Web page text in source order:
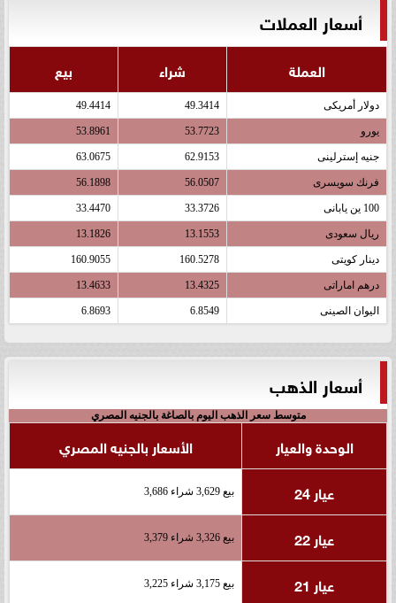
أسعار العملات
العملة شراء بيع
دولار أمريكى 49.3414
49.4414
يورو 53.7723
53.8961
جنيه إسترلينى 62.9153
63.0675
فرنك سويسرى 56.0507
56.1898
100 ين يابانى 33.3726
33.4470
ريال سعودى 13.1553
13.1826
دينار كويتى 160.5278
160.9055
درهم اماراتى 13.4325
13.4633
اليوان الصينى 6.8549
6.8693
أسعار الذهب
متوسط سعر الذهب اليوم بالصاغة بالجنيه المصري
الوحدة والعيار
الأسعار بالجنيه المصري
عيار 24
بيع 3,629 شراء 3,686
عيار 22 بيع 3,326 شراء 3,379
عيار 21 بيع 3,175 شراء 3,225